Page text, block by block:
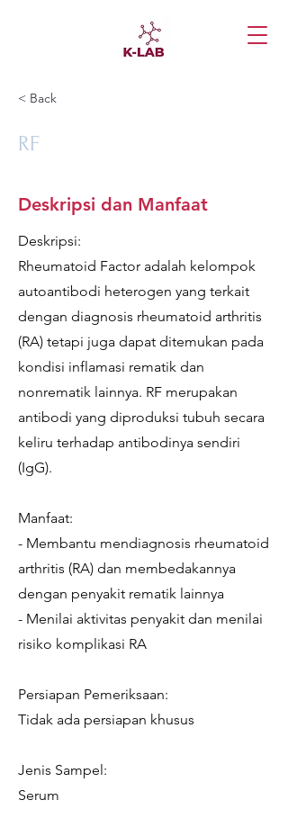
< Back
RF
Deskripsi dan Manfaat
Deskripsi:
Rheumatoid Factor adalah kelompok
autoantibodi heterogen yang terkait
dengan diagnosis rheumatoid arthritis
(RA) tetapi juga dapat ditemukan pada
kondisi inflamasi rematik dan
nonrematik lainnya. RF merupakan
antibodi yang diproduksi tubuh secara
keliru terhadap antibodinya sendiri
(IgG).
Manfaat:
- Membantu mendiagnosis rheumatoid
arthritis (RA) dan membedakannya
dengan penyakit rematik lainnya
- Menilai aktivitas penyakit dan menilai
risiko komplikasi RA
Persiapan Pemeriksaan:
Tidak ada persiapan khusus
Jenis Sampel:
Serum